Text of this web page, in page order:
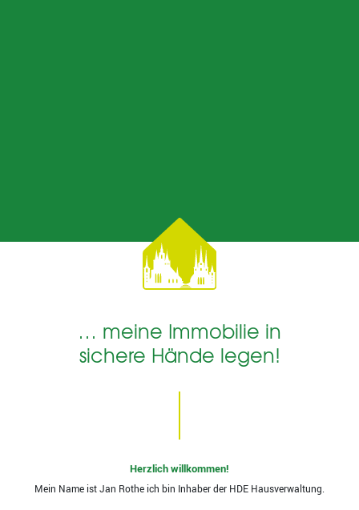
… meine Immobilie in
sichere Hände legen!
Herzlich willkommen!
Mein Name ist Jan Rothe ich bin Inhaber der HDE Hausverwaltung.